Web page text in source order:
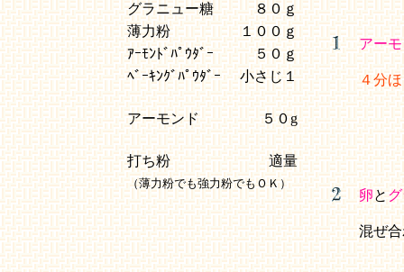
グラニュー糖
８０ｇ
薄力粉
１００ｇ
ｱｰﾓﾝﾄﾞﾊﾟｳﾀﾞｰ
５０ｇ
ﾍﾞｰｷﾝｸﾞﾊﾟｳﾀﾞｰ
小さじ１
アーモンド ５０g
打ち粉 適量
（薄力粉でも強力粉でもＯＫ）
アー
４分
卵と
混ぜ